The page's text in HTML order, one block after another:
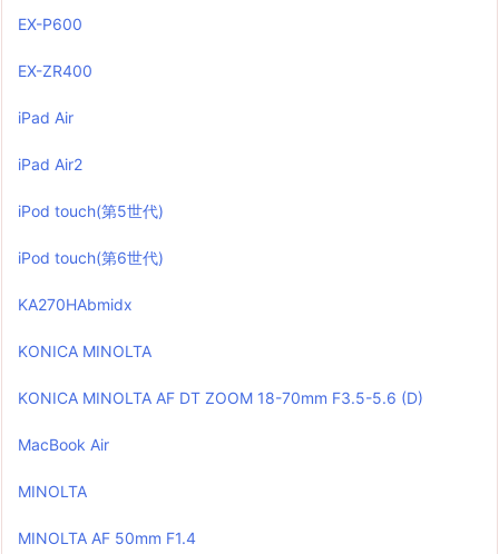
EX-P600
EX-ZR400
iPad Air
iPad Air2
iPod touch(第5世代)
iPod touch(第6世代)
KA270HAbmidx
KONICA MINOLTA
KONICA MINOLTA AF DT ZOOM 18-70mm F3.5-5.6 (D)
MacBook Air
MINOLTA
MINOLTA AF 50mm F1.4